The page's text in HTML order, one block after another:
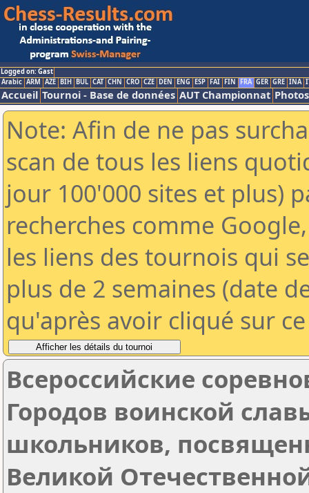
Logged on: Gast
Arabic ARM AZE BIH BUL CAT CHN CRO CZE DEN ENG ESP FAI FIN FRA GER GRE INA
Accueil Tournoi - Base de données AUT Championnat Photos
Note: Afin de ne pas
scan de tous les liens
jour 100'000 sites et plus)
recherches comme
les liens des tournois qui
plus de 2 semaines (date
qu'après avoir cliqué sur
Всероссийские
Городов воинской
школьников,
Великой